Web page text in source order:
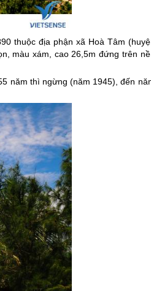
thuộc địa phận xã Hoà Tâm
màu xám, cao 26,5m đứng trên
năm thì ngừng (năm 1945), đến